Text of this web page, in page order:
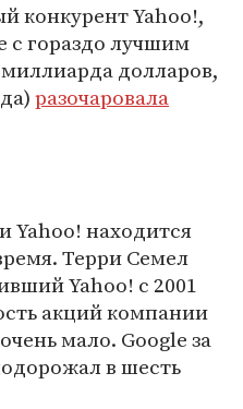
конкурент Yahoo!,
с гораздо лучшим
долларов,
разочаровала
Yahoo! находится
Терри Семел
Yahoo! с 2001
акций компании
мало. Google за
в шесть